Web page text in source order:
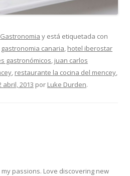
Gastronomia y está etiquetada con
gastronomia canaria, hotel iberostar
gastronómicos, juan carlos
, restaurante la cocina del mencey,
abril, 2013 por Luke Durden.
passions. Love discovering new